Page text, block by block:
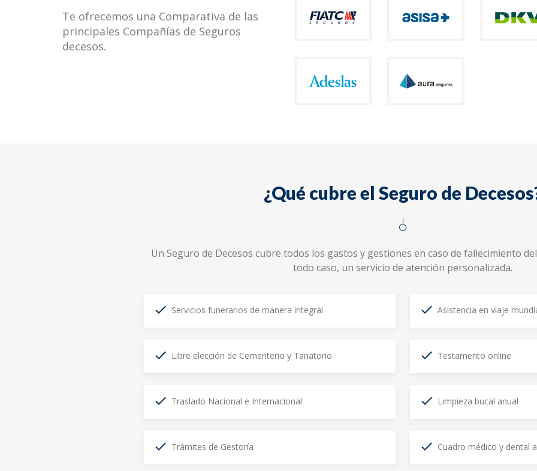
Te ofrecemos una Comparativa de las
principales Compañías de Seguros
decesos.
¿Qué cubre el Seguro de
Un Seguro de Decesos cubre todos los gastos y gestiones en caso de fallecimiento
todo caso, un servicio de atención personalizada.
Servicios funerarios de manera integral
Libre elección de Cementerio y Tanatorio
Traslado Nacional e Internacional
Trámites de Gestoría
Asistencia en viaje
Testamento online
Limpieza bucal anual
Cuadro médico y dental